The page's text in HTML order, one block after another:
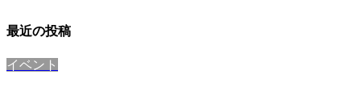
最近の投稿
イベント